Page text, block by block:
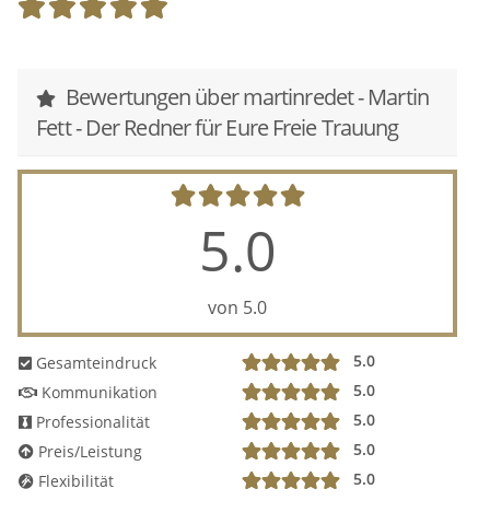
Bewertungen über martinredet - Martin
Fett - Der Redner für Eure Freie Trauung
5.0
von 5.0
Gesamteindruck
5.0
Kommunikation
5.0
Professionalität
5.0
Preis/Leistung
5.0
Flexibilität
5.0